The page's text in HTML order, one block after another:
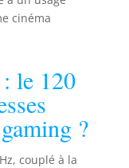
cinéma
le 120
?
couplé à la